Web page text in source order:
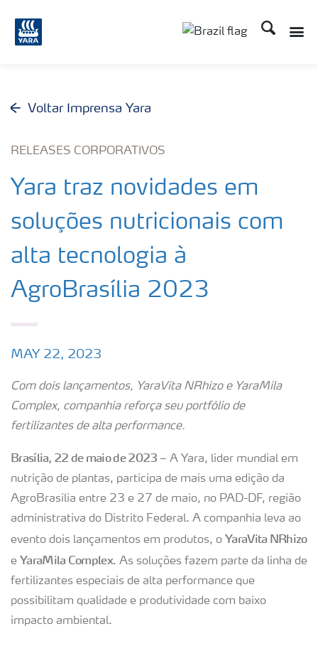
Busca
Voltar Imprensa Yara
RELEASES CORPORATIVOS
Yara traz novidades em
soluções nutricionais com
alta tecnologia à
AgroBrasília 2023
MAY 22, 2023
Com dois lançamentos, YaraVita NRhizo e YaraMila
Complex, companhia reforça seu portfólio de
fertilizantes de alta performance.
Brasília, 22 de maio de 2023 – A Yara, líder mundial em
nutrição de plantas, participa de mais uma edição da
AgroBrasília entre 23 e 27 de maio, no PAD-DF, região
administrativa do Distrito Federal. A companhia leva ao
evento dois lançamentos em produtos, o YaraVita NRhizo
e YaraMila Complex. As soluções fazem parte da linha de
fertilizantes especiais de alta performance que
possibilitam qualidade e produtividade com baixo
impacto ambiental.